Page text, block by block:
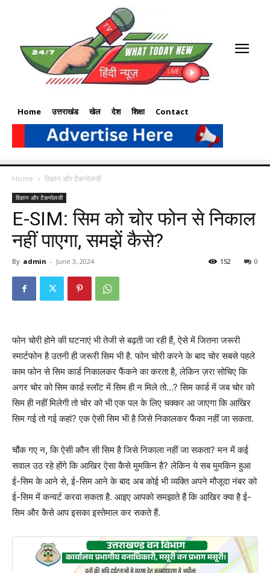
Home उत्तराखंड खेल देश शिक्षा Contact
Home विज्ञान और टैकनोलजी
विज्ञान और टैकनोलजी
E-SIM: सिम को चोर फोन से निकाल
नहीं पाएगा, समझें कैसे?
By admin - June 3, 2024 0
152
फोन चोरी होने की घटनाएं भी तेजी से बढ़ती जा रही हैं, ऐसे में जितना जरूरी
स्मार्टफोन है उतनी ही जरूरी सिम भी है. फोन चोरी करने के बाद चोर सबसे पहले
काम फोन से सिम कार्ड निकालकर फैंकने का करता है, लेकिन ज़रा सोचिए कि
अगर चोर को सिम कार्ड स्लॉट में सिम ही न मिले तो…? सिम कार्ड में जब चोर को
सिम ही नहीं मिलेगी तो चोर को भी एक पल के लिए चक्कर आ जाएगा कि आखिर
सिम गई तो गई कहां? एक ऐसी सिम भी है जिसे निकालकर फैंका नहीं जा सकता.
चौंक गए न, कि ऐसी कौन सी सिम है जिसे निकाला नहीं जा सकता? मन में कई
सवाल उठ रहे होंगे कि आखिर ऐसा कैसे मुमकिन है? लेकिन ये सब मुमकिन हुआ
ई-सिम के आने से, ई-सिम आने के बाद अब कोई भी व्यक्ति अपने मौजूदा नंबर को
ई-सिम में कन्वर्ट करवा सकता है. आइए आपको समझाते हैं कि आखिर क्या है ई-
सिम और कैसे आप इसका इस्तेमाल कर सकते हैं.